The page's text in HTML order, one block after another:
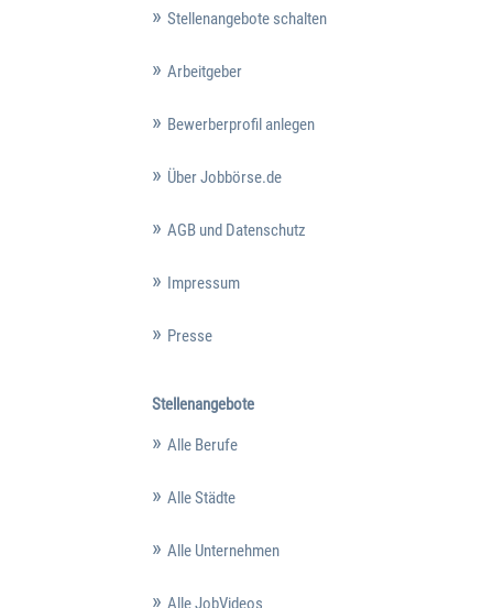
Stellenangebote schalten
Arbeitgeber
Bewerberprofil anlegen
Über Jobbörse.de
AGB und Datenschutz
Impressum
Presse
Stellenangebote
Alle Berufe
Alle Städte
Alle Unternehmen